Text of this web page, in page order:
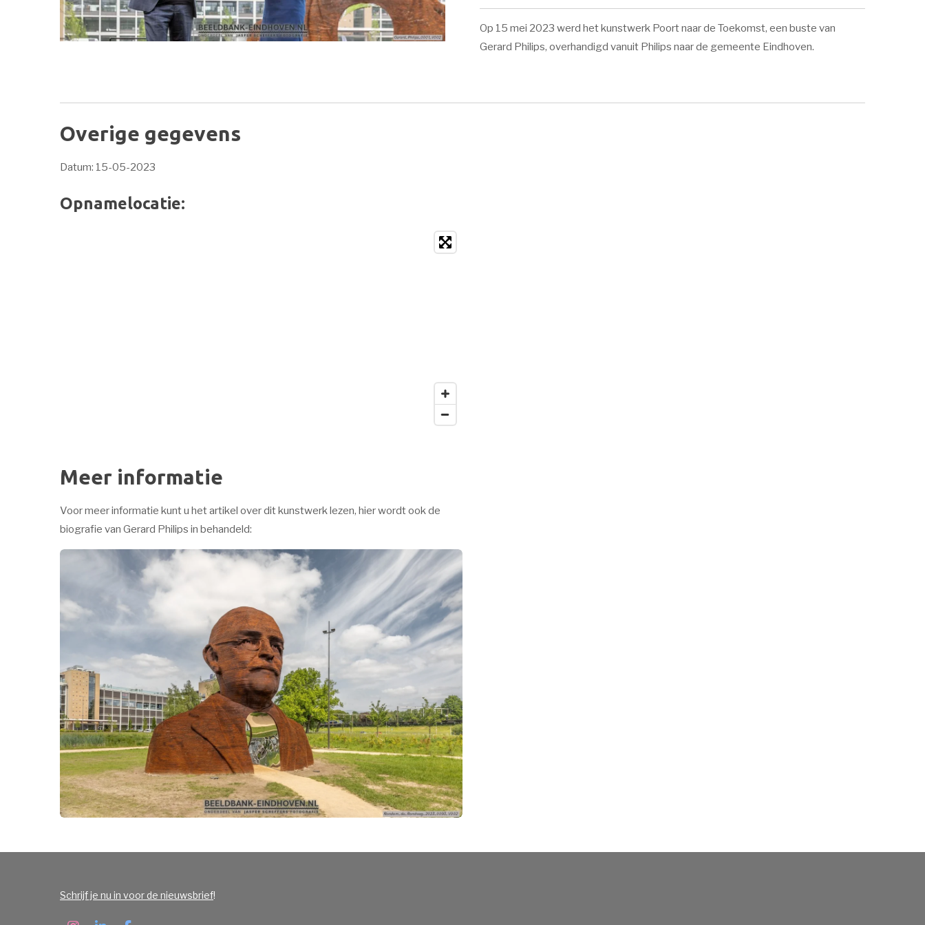
Op 15 mei 2023 werd het kunstwerk Poort naar de Toekomst, een buste van
Gerard Philips, overhandigd vanuit Philips naar de gemeente Eindhoven.
Overige gegevens
Datum: 15-05-2023
Opnamelocatie:
Meer informatie
Voor meer informatie kunt u het artikel over dit kunstwerk lezen, hier wordt ook de
biografie van Gerard Philips in behandeld:
Schrijf je nu in voor de nieuwsbrief!